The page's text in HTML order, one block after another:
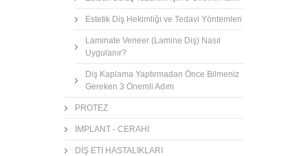
Estetik Diş Hekimliği ve Tedavi Yöntemleri
Laminate Veneer (Lamine Diş) Nasıl
Uygulanır?
Diş Kaplama Yaptırmadan Önce Bilmeniz
Gereken 3 Önemli Adım
PROTEZ
İMPLANT - CERAHİ
DİŞ ETİ HASTALIKLARI